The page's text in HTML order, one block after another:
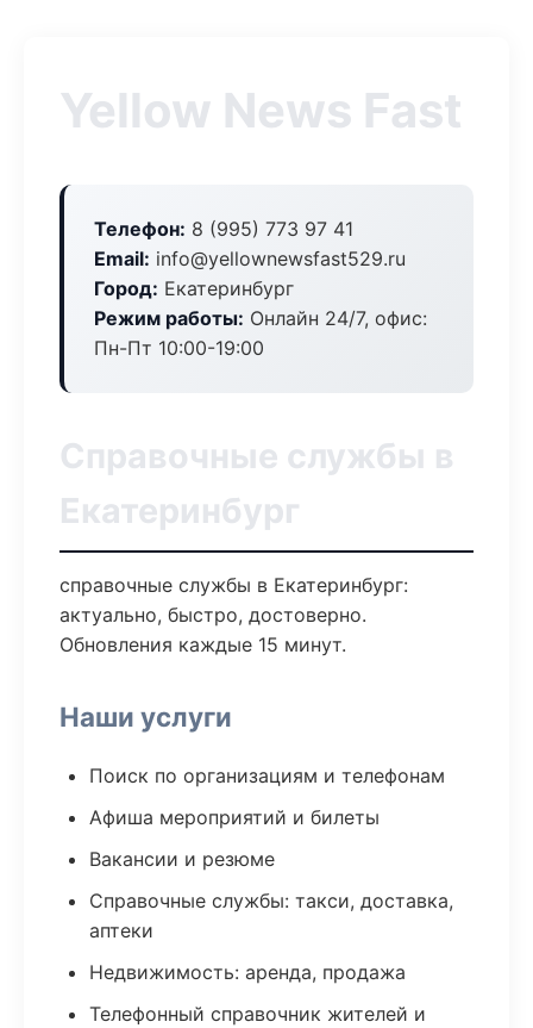
Yellow News Fast
Телефон: 8 (995) 773 97 41
Email: info@yellownewsfast529.ru
Город: Екатеринбург
Режим работы: Онлайн 24/7, офис:
Пн-Пт 10:00-19:00
Справочные службы в
Екатеринбург
справочные службы в Екатеринбург:
актуально, быстро, достоверно.
Обновления каждые 15 минут.
Наши услуги
Поиск по организациям и телефонам
Афиша мероприятий и билеты
Вакансии и резюме
Справочные службы: такси, доставка,
аптеки
Недвижимость: аренда, продажа
Телефонный справочник жителей и